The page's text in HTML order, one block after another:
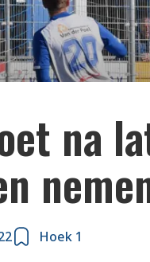
na
Hoek 1